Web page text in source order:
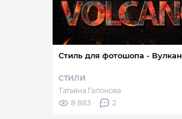
Стиль для фотошопа - Вулкан
СТИЛИ
Татьяна Гапонова
8 883
2